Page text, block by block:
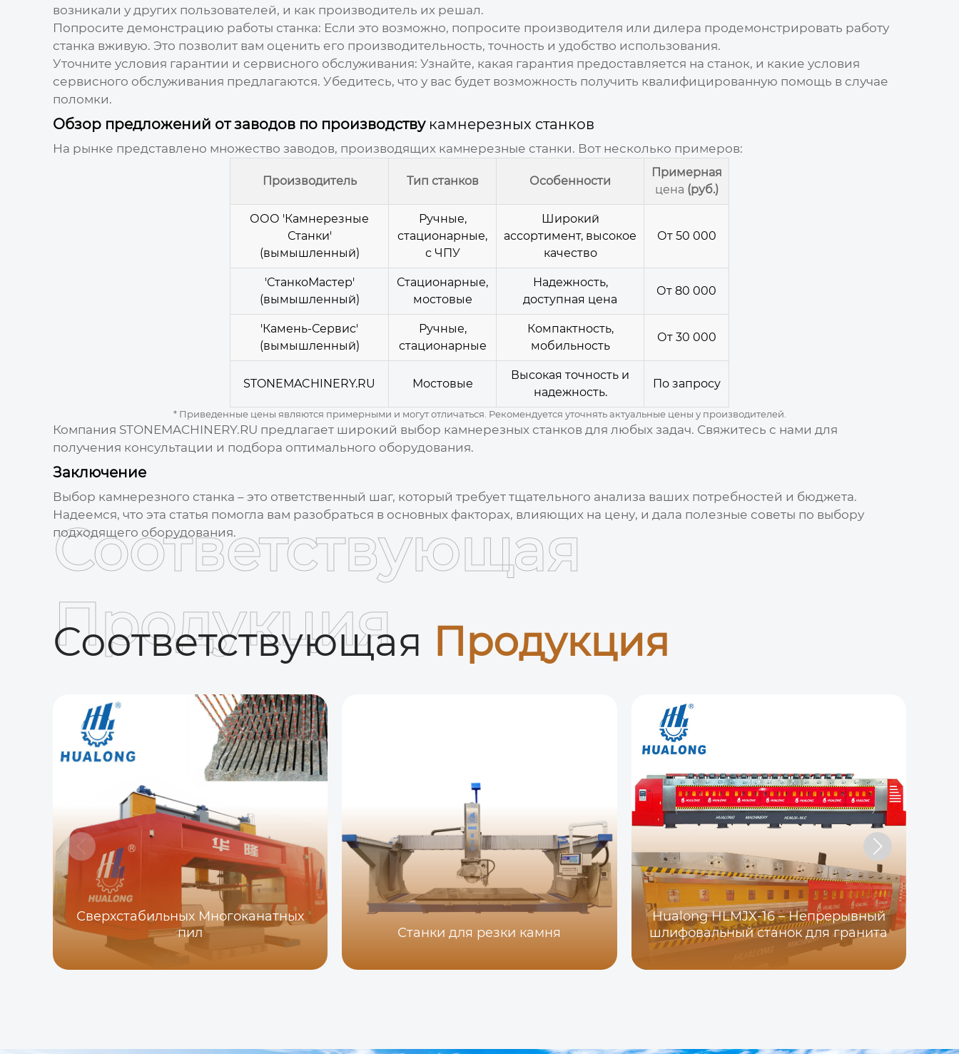
возникали у других пользователей, и как производитель их решал.
Попросите демонстрацию работы станка: Если это возможно, попросите производителя или дилера продемонстрировать работу
станка вживую. Это позволит вам оценить его производительность, точность и удобство использования.
Уточните условия гарантии и сервисного обслуживания: Узнайте, какая гарантия предоставляется на станок, и какие условия
сервисного обслуживания предлагаются. Убедитесь, что у вас будет возможность получить квалифицированную помощь в случае
поломки.
Обзор предложений от заводов по производству камнерезных станков
На рынке представлено множество заводов, производящих камнерезные станки. Вот несколько примеров:
Производитель Тип станков Особенности
Примерная
цена (руб.)
ООО 'Камнерезные
Станки'
(вымышленный)
Ручные,
стационарные,
с ЧПУ
Широкий
ассортимент, высокое
качество
От 50 000
'СтанкоМастер'
(вымышленный)
Стационарные,
мостовые
Надежность,
доступная цена
От 80 000
'Камень-Сервис'
(вымышленный)
Ручные,
стационарные
Компактность,
мобильность
От 30 000
STONEMACHINERY.RU Мостовые
Высокая точность и
надежность.
По запросу
* Приведенные цены являются примерными и могут отличаться. Рекомендуется уточнять актуальные цены у производителей.
Компания STONEMACHINERY.RU предлагает широкий выбор камнерезных станковдля любых задач. Свяжитесь с нами для
получения консультации и подбора оптимального оборудования.
Заключение
Выбор камнерезного станка – это ответственный шаг, который требует тщательного анализа ваших потребностей и бюджета.
Надеемся, что эта статья помогла вам разобраться в основных факторах, влияющих на цену, и дала полезные советы по выбору
подходящего оборудования.
Соответствующая Продукция
Соответствующая
Продукция
Сверхстабильных Многоканатных
пил
Станки для резки камня
Hualong HLMJX-16 – Непрерывный
шлифовальный станок для гранита